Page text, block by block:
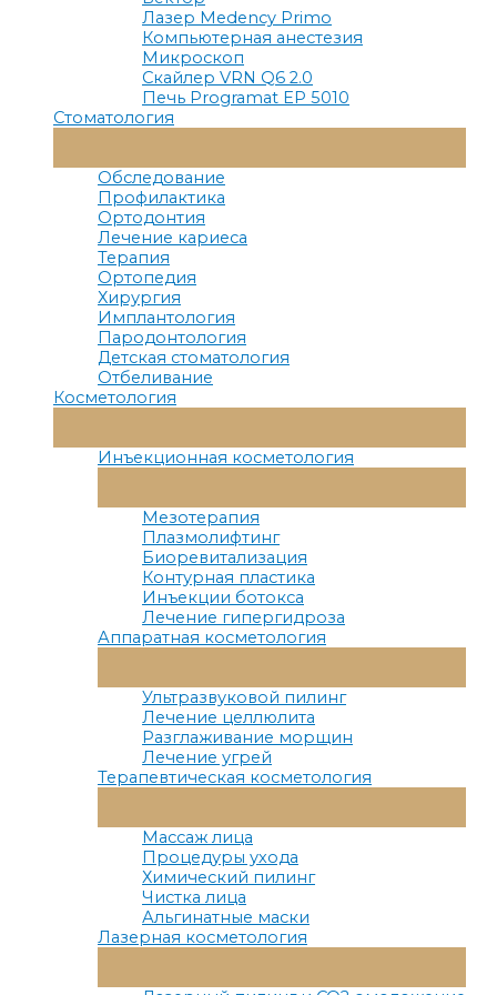
Лазер Medency Primo
Компьютерная анестезия
Микроскоп
Скайлер VRN Q6 2.0
Печь Programat EP 5010
Стоматология
Меню
Обследование
Профилактика
Ортодонтия
Лечение кариеса
Терапия
Ортопедия
Хирургия
Имплантология
Пародонтология
Детская стоматология
Отбеливание
Косметология
Меню
Инъекционная косметология
Меню
Мезотерапия
Плазмолифтинг
Биоревитализация
Контурная пластика
Инъекции ботокса
Лечение гипергидроза
Аппаратная косметология
Меню
Ультразвуковой пилинг
Лечение целлюлита
Разглаживание морщин
Лечение угрей
Терапевтическая косметология
Меню
Массаж лица
Процедуры ухода
Химический пилинг
Чистка лица
Альгинатные маски
Лазерная косметология
Меню